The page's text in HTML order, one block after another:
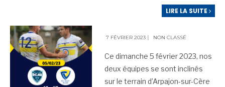
LIRE LA SUITE
7 FÉVRIER 2023 NON CLASSÉ
Ce dimanche 5 février 2023, nos
deux équipes se sont inclinés
sur le terrain d’Arpajon-sur-Cère